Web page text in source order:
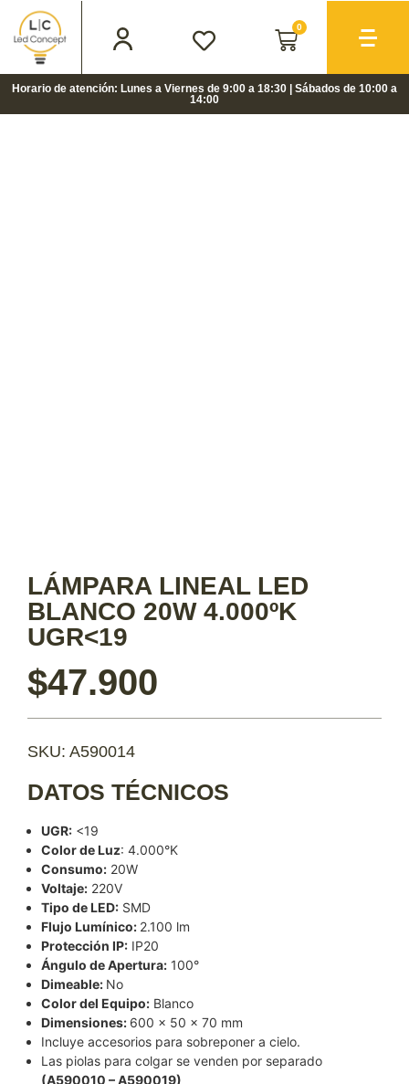
0
Horario de atención: Lunes a Viernes de 9:00 a 18:30 | Sábados de 10:00 a
14:00
LÁMPARA LINEAL LED
BLANCO 20W 4.000ºK
UGR<19
$47.900
SKU: A590014
DATOS TÉCNICOS
UGR: <19
Color de Luz: 4.000°K
Consumo: 20W
Voltaje: 220V
Tipo de LED: SMD
Flujo Lumínico: 2.100 lm
Protección IP: IP20
Ángulo de Apertura: 100°
Dimeable: No
Color del Equipo: Blanco
Dimensiones: 600 x 50 x 70 mm
Incluye accesorios para sobreponer a cielo.
Las piolas para colgar se venden por separado
(A590010 – A590019)